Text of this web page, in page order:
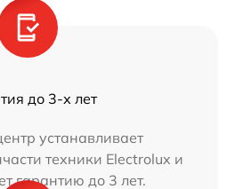
до 3-х лет
устанавливает
техники Electrolux и
гарантию до 3 лет.